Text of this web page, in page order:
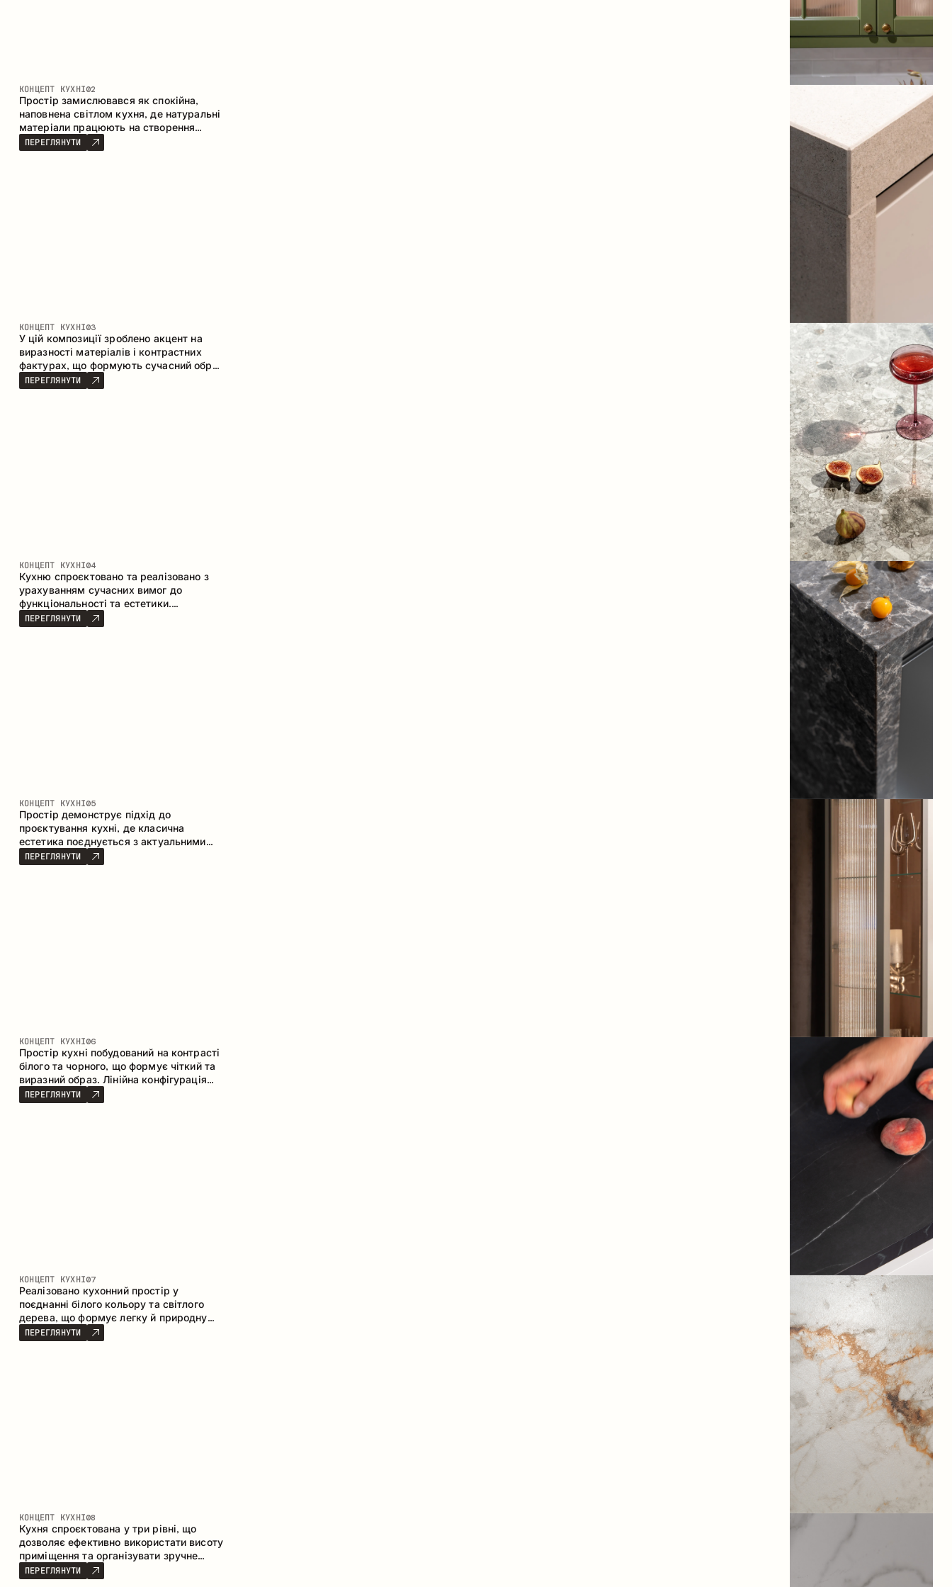
КОНЦЕПТ КУХНІ02
Простір замислювався як спокійна,
наповнена світлом кухня, де натуральні
матеріали працюють на створення
відчуття тепла, рівноваги та візуальної
легкості. Безпрограшне поєднання
ПЕРЕГЛЯНУТИ
КОНЦЕПТ КУХНІ03
У цій композиції зроблено акцент на
виразності матеріалів і контрастних
фактурах, що формують сучасний образ
кухонного простору. Темне обвуглене
дерево, метал і керамограніт формують
ПЕРЕГЛЯНУТИ
КОНЦЕПТ КУХНІ04
Кухню спроєктовано та реалізовано з
урахуванням сучасних вимог до
функціональності та естетики.
Поєднання текстур формує стриманий
та збалансований інтер’єр.
ПЕРЕГЛЯНУТИ
КОНЦЕПТ КУХНІ05
Простір демонструє підхід до
проєктування кухні, де класична
естетика поєднується з актуальними
матеріалами та продуманою
ергономікою. Світла палітра, чітка
ПЕРЕГЛЯНУТИ
КОНЦЕПТ КУХНІ06
Простір кухні побудований на контрасті
білого та чорного, що формує чіткий та
виразний образ. Лінійна конфігурація
підкреслює лаконічність та
впорядкованість інтер’єру.
ПЕРЕГЛЯНУТИ
КОНЦЕПТ КУХНІ07
Реалізовано кухонний простір у
поєднанні білого кольору та світлого
дерева, що формує легку й природну
атмосферу. П-подібна конфігурація
забезпечує ергономіку та зручність у
ПЕРЕГЛЯНУТИ
КОНЦЕПТ КУХНІ08
Кухня спроєктована у три рівні, що
дозволяє ефективно використати висоту
приміщення та організувати зручне
зберігання. Лінійна конфігурація
підкреслює лаконічність і цілісність
ПЕРЕГЛЯНУТИ